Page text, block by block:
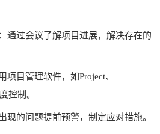
通过会议了解项目进展，解决存在的
项目管理软件，如Project、
控制。
现的问题提前预警，制定应对措施。